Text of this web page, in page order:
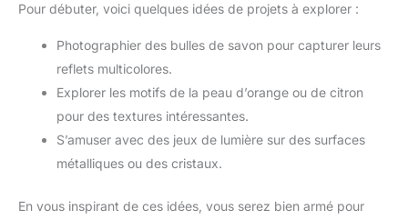
Pour débuter, voici quelques idées de projets à explorer :
Photographier des bulles de savon pour capturer leurs
reflets multicolores.
Explorer les motifs de la peau d’orange ou de citron
pour des textures intéressantes.
S’amuser avec des jeux de lumière sur des surfaces
métalliques ou des cristaux.
En vous inspirant de ces idées, vous serez bien armé pour